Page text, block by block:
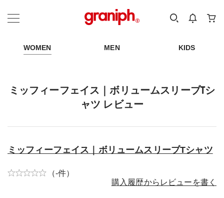
カテゴリーから探す
WOMEN MEN KIDS
ミッフィーフェイス｜ボリュームスリーブTシ
ャツ レビュー
ミッフィーフェイス｜ボリュームスリーブTシャツ
（-件）
購入履歴からレビューを書く